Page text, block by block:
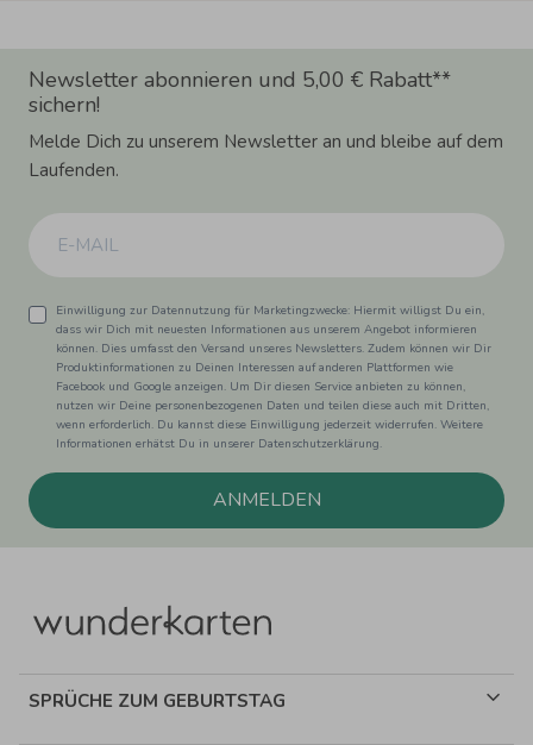
Newsletter abonnieren und 5,00 € Rabatt**
sichern!
Melde Dich zu unserem Newsletter an und bleibe auf dem
Laufenden.
Einwilligung zur Datennutzung für Marketingzwecke: Hiermit willigst Du ein,
dass wir Dich mit neuesten Informationen aus unserem Angebot informieren
können. Dies umfasst den Versand unseres Newsletters. Zudem können wir Dir
Produktinformationen zu Deinen Interessen auf anderen Plattformen wie
Facebook und Google anzeigen. Um Dir diesen Service anbieten zu können,
nutzen wir Deine personenbezogenen Daten und teilen diese auch mit Dritten,
wenn erforderlich. Du kannst diese Einwilligung jederzeit widerrufen. Weitere
Informationen erhätst Du in unserer Datenschutzerklärung.
ANMELDEN
SPRÜCHE ZUM GEBURTSTAG